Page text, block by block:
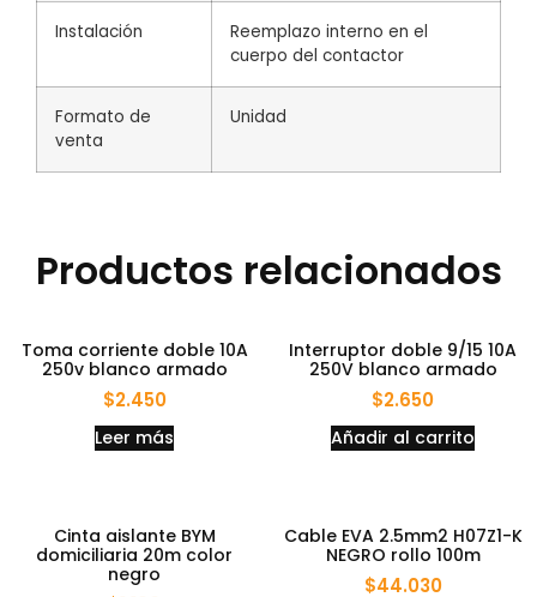
Instalación
Reemplazo interno en el
cuerpo del contactor
Formato de
venta
Unidad
Productos relacionados
Toma corriente doble 10A
250v blanco armado
$2.450
Leer más
Interruptor doble 9/15 10A
250V blanco armado
$2.650
Añadir al carrito
Cinta aislante BYM
domiciliaria 20m color
negro
Cable EVA 2.5mm2 H07Z1-K
NEGRO rollo 100m
$44.030